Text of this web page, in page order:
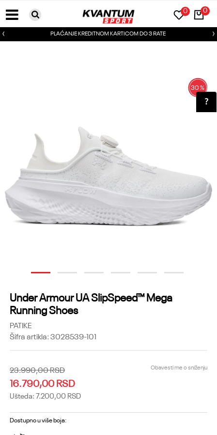
0
0
PLAĆANJE KREDITNOM KARTICOM DO 3 RATE
1 2 3 4 5 6
30%
Under Armour UA SlipSpeed™ Mega
Running Shoes
PATIKE
Šifra artikla:3028539-101
23.990,00RSD
16.790,00RSD
Ušteda: 7.200,00 RSD
Obavesti me o sniženju
Dostupno u više boja: